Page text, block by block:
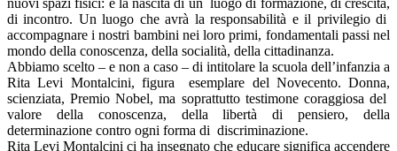
nuovi spazi fisici: è la nascita di un luogo di formazione, di crescita,
di incontro. Un luogo che avrà la responsabilità e il privilegio di
accompagnare i nostri bambini nei loro primi, fondamentali passi nel
mondo della conoscenza, della socialità, della cittadinanza.
Abbiamo scelto – e non a caso – di intitolare la scuola dell’infanzia a
Rita Levi Montalcini, figura esemplare del Novecento. Donna,
scienziata, Premio Nobel, ma soprattutto testimone coraggiosa del
valore della conoscenza, della libertà di pensiero, della
determinazione contro ogni forma di discriminazione.
Rita Levi Montalcini ci ha insegnato che educare significa accendere